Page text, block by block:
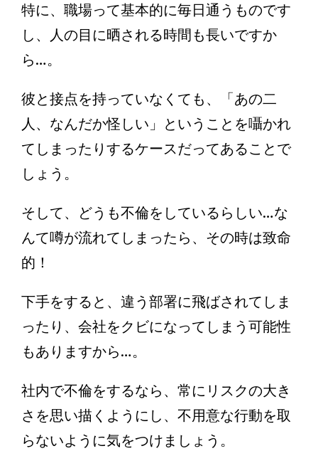
特に、職場って基本的に毎日通うものです
し、人の目に晒される時間も長いですか
ら…。
彼と接点を持っていなくても、「あの二
人、なんだか怪しい」ということを囁かれ
てしまったりするケースだってあることで
しょう。
そして、どうも不倫をしているらしい…な
んて噂が流れてしまったら、その時は致命
的！
下手をすると、違う部署に飛ばされてしま
ったり、会社をクビになってしまう可能性
もありますから…。
社内で不倫をするなら、常にリスクの大き
さを思い描くようにし、不用意な行動を取
らないように気をつけましょう。